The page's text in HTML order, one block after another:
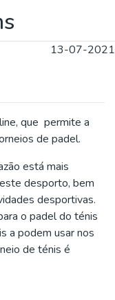
13-07-2021
que permite a
de padel.
está mais
desporto, bem
desportivas.
o padel do ténis
a podem usar nos
de ténis é